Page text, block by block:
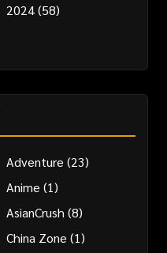
2024(58)
Adventure (23)
Anime (1)
AsianCrush (8)
China Zone (1)